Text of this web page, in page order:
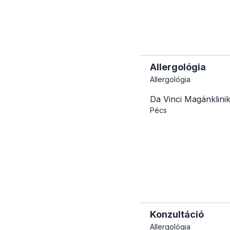
Allergológia
Allergológia
Da Vinci
Pécs
Konzultáció
Allergológia